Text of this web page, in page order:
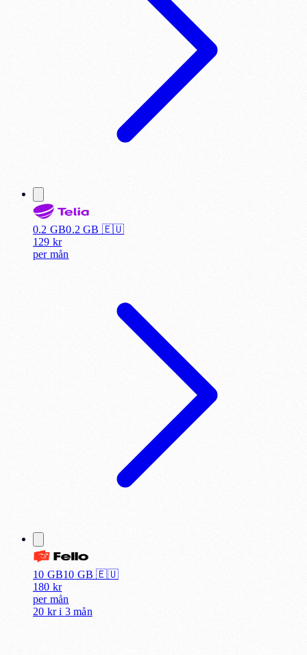
0.2 GB0.2 GB 🇪🇺
129 kr
per mån
10 GB10 GB 🇪🇺
180 kr
per mån
20 kr i 3 mån